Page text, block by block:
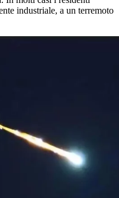
industriale, a un terremoto